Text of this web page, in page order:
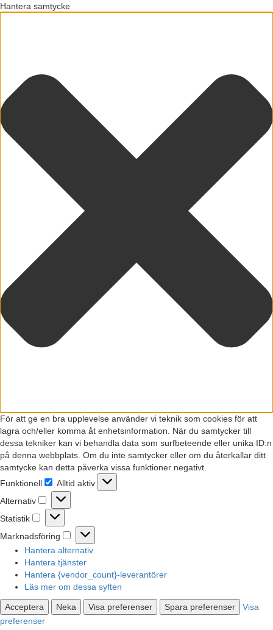
Hantera samtycke
För att ge en bra upplevelse använder vi teknik som cookies för att
lagra och/eller komma åt enhetsinformation. När du samtycker till
dessa tekniker kan vi behandla data som surfbeteende eller unika ID:n
på denna webbplats. Om du inte samtycker eller om du återkallar ditt
samtycke kan detta påverka vissa funktioner negativt.
Funktionell
Funktionell
Alltid aktiv
Alternativ
Alternativ
Statistik
Statistik
Marknadsföring
Marknadsföring
Hantera alternativ
Hantera tjänster
Hantera {vendor_count}-leverantörer
Läs mer om dessa syften
Acceptera Neka Visa preferenser Spara preferenser
Visa
preferenser